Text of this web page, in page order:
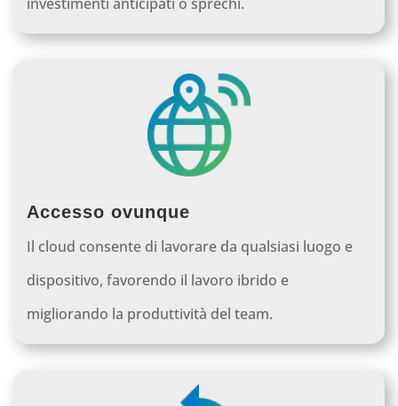
Accesso ovunque
Il cloud consente di lavorare da qualsiasi luogo e
dispositivo, favorendo il lavoro ibrido e
migliorando la produttività del team.